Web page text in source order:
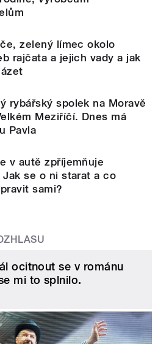
zelený límec okolo
rajčata a jejich vady a jak
rybářský spolek na Moravě
Meziříčí. Dnes má
Pavla
v autě zpříjemňuje
se o ni starat a co
sami?
ocitnout se v románu
mi to splnilo.